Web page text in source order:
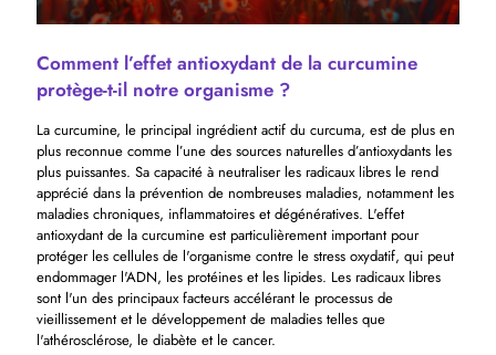
Comment l’effet antioxydant de la curcumine
protège-t-il notre organisme ?
La curcumine, le principal ingrédient actif du curcuma, est de plus en
plus reconnue comme l’une des sources naturelles d’antioxydants les
plus puissantes. Sa capacité à neutraliser les radicaux libres le rend
apprécié dans la prévention de nombreuses maladies, notamment les
maladies chroniques, inflammatoires et dégénératives. L'effet
antioxydant de la curcumine est particulièrement important pour
protéger les cellules de l'organisme contre le stress oxydatif, qui peut
endommager l'ADN, les protéines et les lipides. Les radicaux libres
sont l'un des principaux facteurs accélérant le processus de
vieillissement et le développement de maladies telles que
l'athérosclérose, le diabète et le cancer.